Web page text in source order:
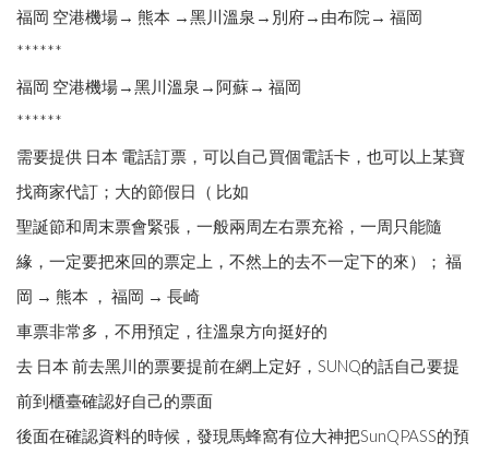
福岡 空港機場→ 熊本 →黑川溫泉→別府→由布院→ 福岡
******
福岡 空港機場→黑川溫泉→阿蘇→ 福岡
******
需要提供 日本 電話訂票，可以自己買個電話卡，也可以上某寶
找商家代訂；大的節假日（ 比如
聖誕節和周末票會緊張，一般兩周左右票充裕，一周只能隨
緣，一定要把來回的票定上，不然上的去不一定下的來）； 福
岡 → 熊本 ， 福岡 → 長崎
車票非常多，不用預定，往溫泉方向挺好的
去 日本 前去黑川的票要提前在網上定好，SUNQ的話自己要提
前到櫃臺確認好自己的票面
後面在確認資料的時候，發現馬蜂窩有位大神把SunQPASS的預